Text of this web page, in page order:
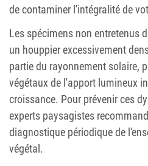
de contaminer l'intégralité de
Les spécimens non entretenus
un houppier excessivement
partie du rayonnement solaire,
végétaux de l'apport lumineux
croissance. Pour prévenir ces
experts paysagistes
diagnostique périodique de
végétal.